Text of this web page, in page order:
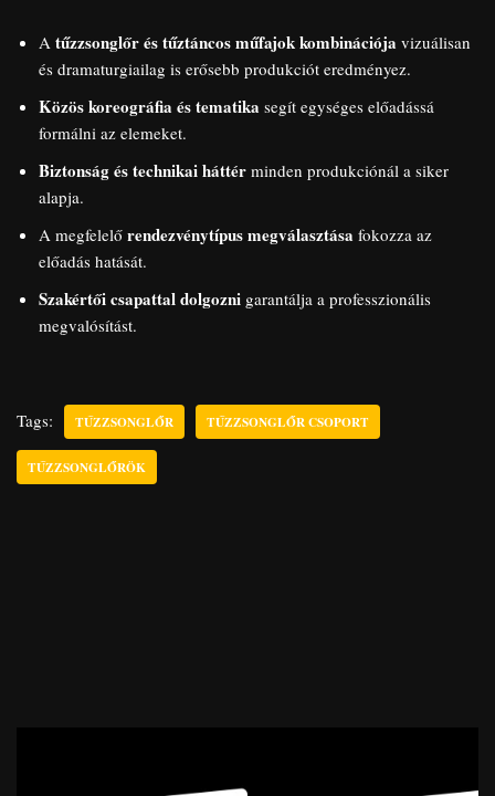
A tűzzsonglőr és tűztáncos műfajok kombinációja vizuálisan
és dramaturgiailag is erősebb produkciót eredményez.
Közös koreográfia és tematika segít egységes előadássá
formálni az elemeket.
Biztonság és technikai háttér minden produkciónál a siker
alapja.
A megfelelő rendezvénytípus megválasztása fokozza az
előadás hatását.
Szakértői csapattal dolgozni garantálja a professzionális
megvalósítást.
Tags: TŰZZSONGLŐR TŰZZSONGLŐR CSOPORT
TŰZZSONGLŐRÖK